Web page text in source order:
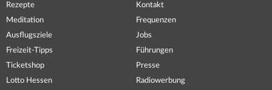
Rezepte
Meditation
Ausflugsziele
Freizeit-Tipps
Ticketshop
Lotto Hessen
Kontakt
Frequenzen
Jobs
Führungen
Presse
Radiowerbung